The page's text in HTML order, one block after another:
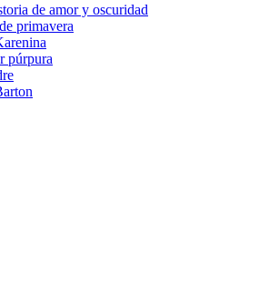
de amor y oscuridad
primavera
púrpura